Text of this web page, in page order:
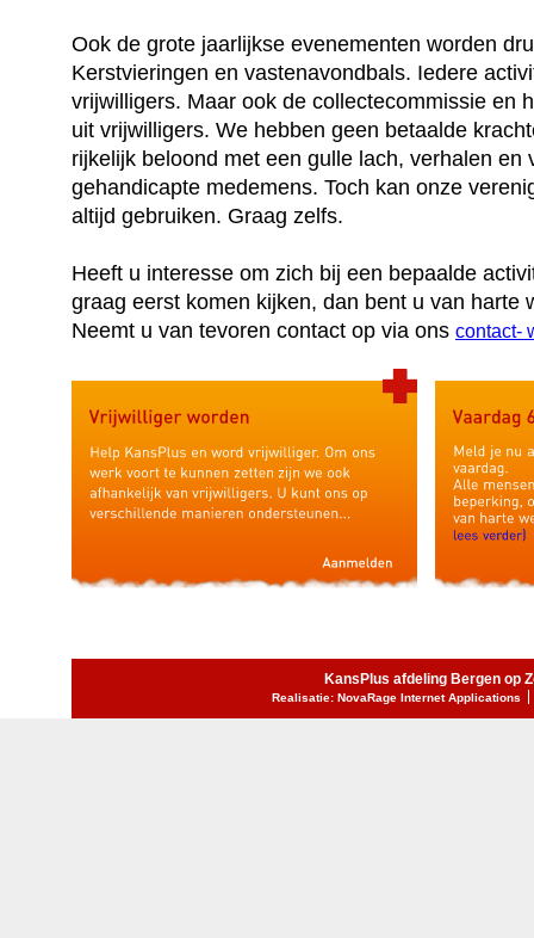
Ook de grote jaarlijkse evenementen worden
Kerstvieringen en vastenavondbals. Iedere
vrijwilligers. Maar ook de collectecommissie en
uit vrijwilligers. We hebben geen betaalde
rijkelijk beloond met een gulle lach, verhalen en
gehandicapte medemens. Toch kan onze
altijd gebruiken. Graag zelfs.
Heeft u interesse om zich bij een bepaalde
graag eerst komen kijken, dan bent u van harte
Neemt u van tevoren contact op via ons contact-
KansPlus afdeling Bergen op
Realisatie: NovaRage Internet Applications